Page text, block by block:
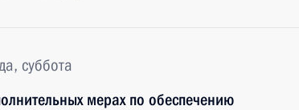
суббота
мерах по обеспечению